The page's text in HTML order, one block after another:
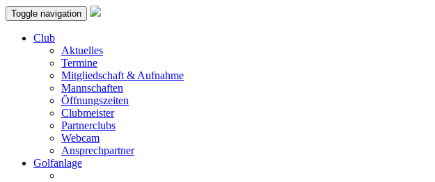
Toggle navigation
Club
Aktuelles
Termine
Mitgliedschaft & Aufnahme
Mannschaften
Öffnungszeiten
Clubmeister
Partnerclubs
Webcam
Ansprechpartner
Golfanlage